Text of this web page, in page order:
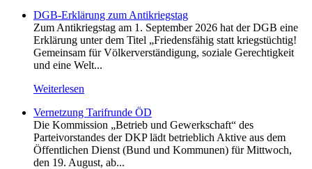
DGB-Erklärung zum Antikriegstag
Zum Antikriegstag am 1. September 2026 hat der DGB eine
Erklärung unter dem Titel „Friedensfähig statt kriegstüchtig!
Gemeinsam für Völkerverständigung, soziale Gerechtigkeit
und eine Welt...
Weiterlesen
Vernetzung Tarifrunde ÖD
Die Kommission „Betrieb und Gewerkschaft“ des
Parteivorstandes der DKP lädt betrieblich Aktive aus dem
Öffentlichen Dienst (Bund und Kommunen) für Mittwoch,
den 19. August, ab...